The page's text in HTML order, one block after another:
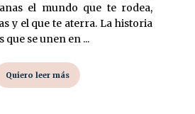
el mundo que te rodea,
y el que te aterra. La historia
que se unen en ...
Quiero leer más